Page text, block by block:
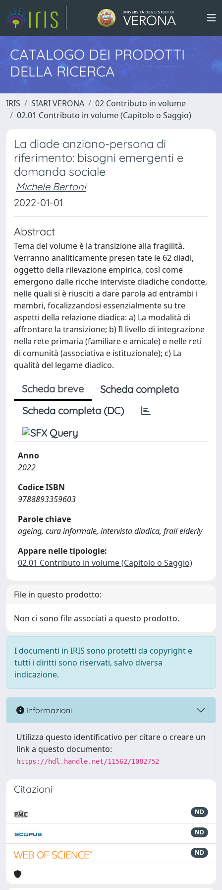
CATALOGO DEI PRODOTTI
DELLA RICERCA
IRIS SIARI VERONA
02 Contributo in volume
02.01 Contributo in volume (Capitolo o Saggio)
La diade anziano-persona di
riferimento: bisogni emergenti e
domanda sociale
Michele Bertani
2022-01-01
Abstract
Tema del volume è la transizione alla fragilità.
Verranno analiticamente presen tate le 62 diadi,
oggetto della rilevazione empirica, così come
emergono dalle ricche interviste diadiche condotte,
nelle quali si è riusciti a dare parola ad entrambi i
membri, focalizzandosi essenzialmente su tre
aspetti della relazione diadica: a) La modalità di
affrontare la transizione; b) Il livello di integrazione
nella rete primaria (familiare e amicale) e nelle reti
di comunità (associativa e istituzionale); c) La
qualità del legame diadico.
Scheda breve
Scheda completa
Scheda completa (DC)
Anno
2022
Codice ISBN
9788893359603
Parole chiave
ageing, cura informale, intervista diadica, frail elderly
Appare nelle tipologie:
02.01 Contributo in volume (Capitolo o Saggio)
File in questo prodotto:
Non ci sono file associati a questo prodotto.
I documenti in IRIS sono protetti da copyright e
tutti i diritti sono riservati, salvo diversa
indicazione.
Informazioni
Utilizza questo identificativo per citare o creare un
link a questo documento:
https://hdl.handle.net/11562/1082752
Citazioni
ND
ND
ND